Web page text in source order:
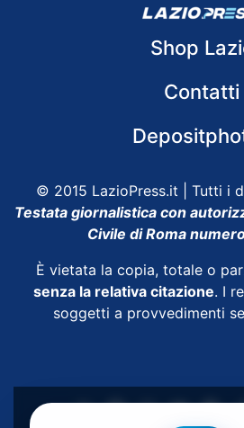
Shop
Contatti
© 2015 LazioPress.it | Tutti i
Testata giornalistica con
Civile di Roma
È vietata la copia, totale o
senza la relativa citazione. I
soggetti a provvedimenti